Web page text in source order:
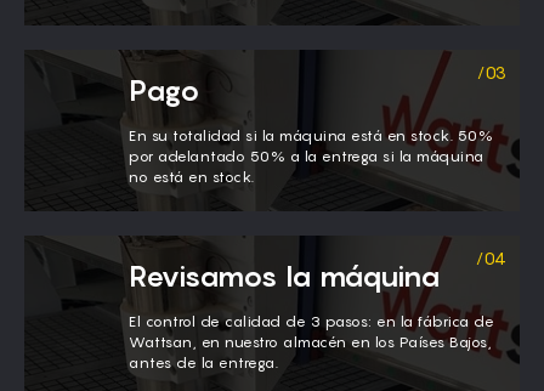
Pago
En su totalidad si la máquina está en stock. 50%
por adelantado 50% a la entrega si la máquina
no está en stock.
Revisamos la máquina
El control de calidad de 3 pasos: en la fábrica de
Wattsan, en nuestro almacén en los Países Bajos,
antes de la entrega.